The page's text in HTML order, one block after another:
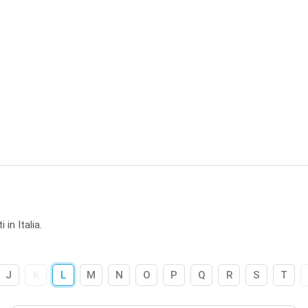
in Italia.
J L M N O P Q R S T